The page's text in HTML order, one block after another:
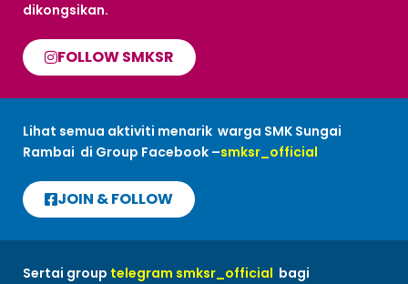
dikongsikan.
FOLLOW SMKSR
Lihat semua aktiviti menarik warga SMK Sungai
Rambai di Group Facebook –smksr_official
JOIN & FOLLOW
Sertai group telegram smksr_official bagi